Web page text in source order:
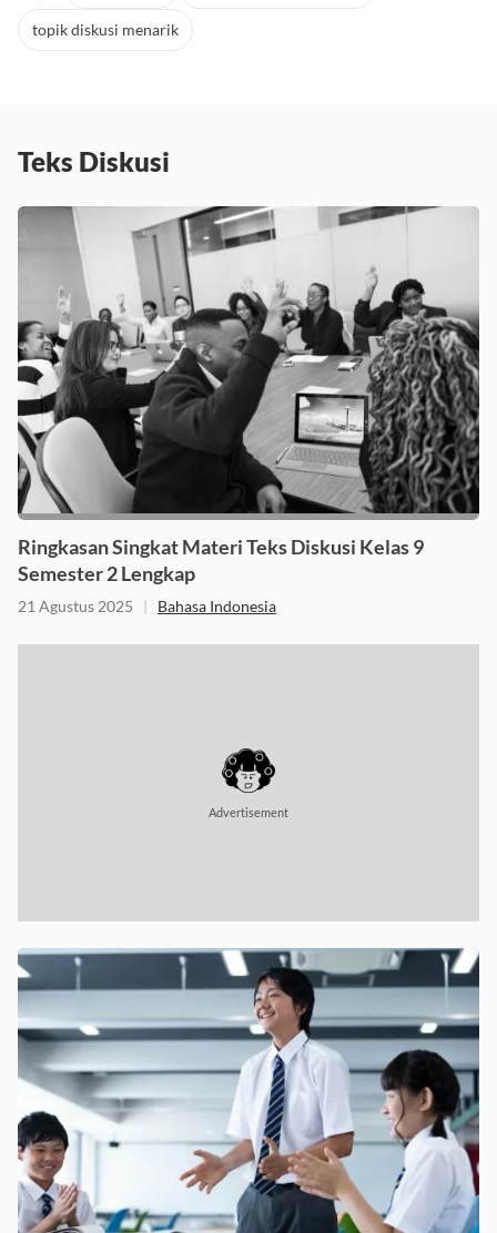
topik diskusi menarik
Teks Diskusi
Ringkasan Singkat Materi Teks Diskusi Kelas 9
Semester 2 Lengkap
21 Agustus 2025 | Bahasa Indonesia
Advertisement